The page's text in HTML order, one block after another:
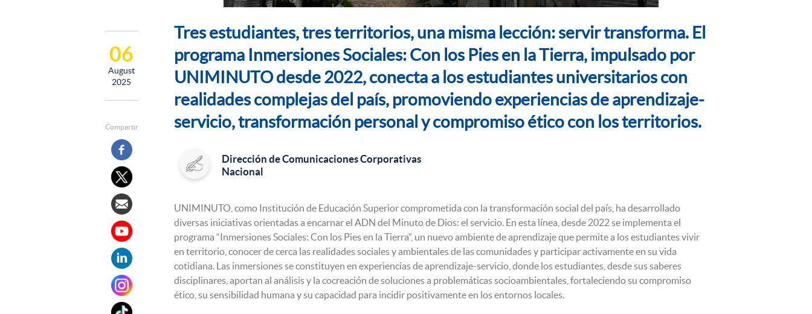
Tres estudiantes, tres territorios, una misma lección: servir transforma. El
programa Inmersiones Sociales: Con los Pies en la Tierra, impulsado por
UNIMINUTO desde 2022, conecta a los estudiantes universitarios con
realidades complejas del país, promoviendo experiencias de aprendizaje-
servicio, transformación personal y compromiso ético con los territorios.
Dirección de Comunicaciones Corporativas
Nacional
UNIMINUTO, como Institución de Educación Superior comprometida con la transformación social del país, ha desarrollado
diversas iniciativas orientadas a encarnar el ADN del Minuto de Dios: el servicio. En esta línea, desde 2022 se implementa el
programa “Inmersiones Sociales: Con los Pies en la Tierra”, un nuevo ambiente de aprendizaje que permite a los estudiantes vivir
en territorio, conocer de cerca las realidades sociales y ambientales de las comunidades y participar activamente en su vida
cotidiana. Las inmersiones se constituyen en experiencias de aprendizaje-servicio, donde los estudiantes, desde sus saberes
disciplinares, aportan al análisis y la cocreación de soluciones a problemáticas socioambientales, fortaleciendo su compromiso
ético, su sensibilidad humana y su capacidad para incidir positivamente en los entornos locales.
06
August
2025
Compartir